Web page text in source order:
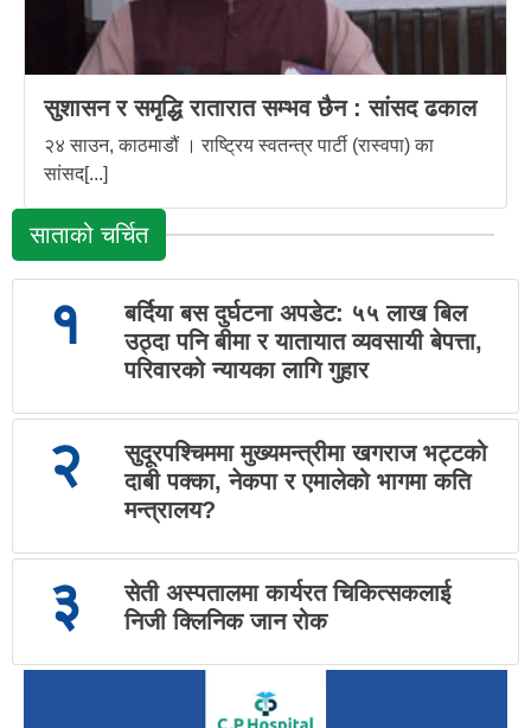
सुशासन र समृद्धि रातारात सम्भव छैन : सांसद ढकाल
२४ साउन, काठमाडौं । राष्ट्रिय स्वतन्त्र पार्टी (रास्वपा) का
सांसद[...]
साताको चर्चित
१
बर्दिया बस दुर्घटना अपडेट: ५५ लाख बिल
उठ्दा पनि बीमा र यातायात व्यवसायी बेपत्ता,
परिवारको न्यायका लागि गुहार
२
सुदूरपश्चिममा मुख्यमन्त्रीमा खगराज भट्टको
दाबी पक्का, नेकपा र एमालेको भागमा कति
मन्त्रालय?
३
सेती अस्पतालमा कार्यरत चिकित्सकलाई
निजी क्लिनिक जान रोक